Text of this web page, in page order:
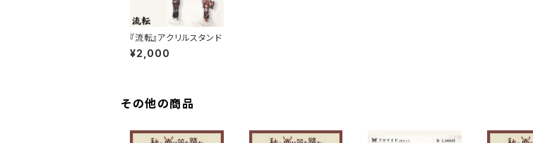
『流転』アクリルスタンド
¥2,000
その他の商品